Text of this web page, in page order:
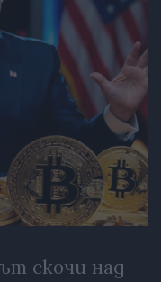
скочи над